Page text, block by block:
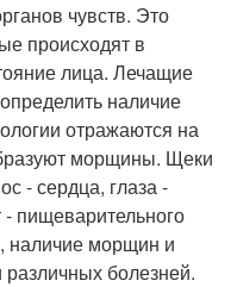
чувств. Это
происходят в
лица. Лечащие
наличие
отражаются на
морщины. Щеки
- сердца, глаза -
пищеварительного
наличие морщин и
болезней.